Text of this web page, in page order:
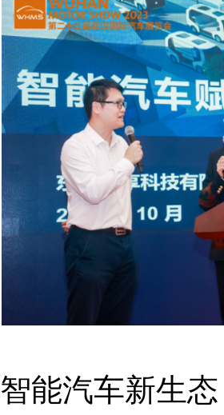
汽车新生态